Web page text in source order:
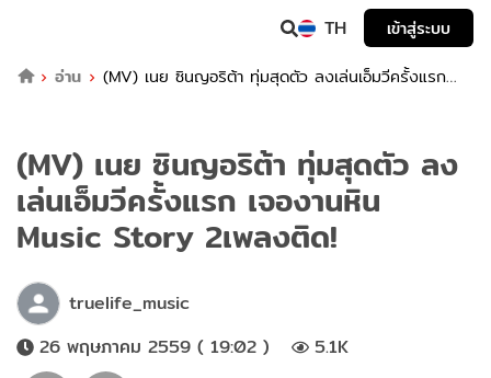
TH
เข้าสู่ระบบ
อ่าน
(MV) เนย ซินญอริต้า ทุ่มสุดตัว ลงเล่นเอ็มวีครั้งแรก
(MV) เนย ซินญอริต้า ทุ่มสุดตัว ลง
เล่นเอ็มวีครั้งแรก เจองานหิน
Music Story 2เพลงติด!
truelife_music
26 พฤษภาคม 2559 ( 19:02 )
5.1K